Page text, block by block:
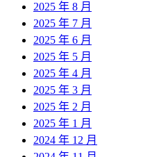
2025 年 8 月
2025 年 7 月
2025 年 6 月
2025 年 5 月
2025 年 4 月
2025 年 3 月
2025 年 2 月
2025 年 1 月
2024 年 12 月